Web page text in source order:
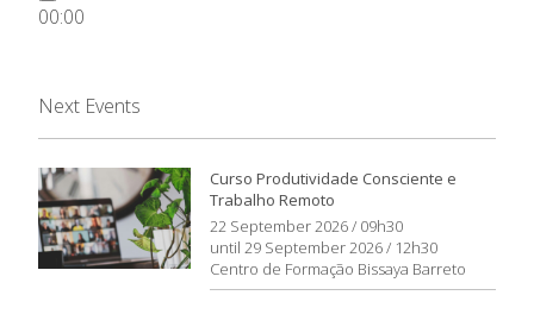
00:00
Next Events
Curso Produtividade Consciente e
Trabalho Remoto
22 September 2026 / 09h30
until 29 September 2026 / 12h30
Centro de Formação Bissaya Barreto